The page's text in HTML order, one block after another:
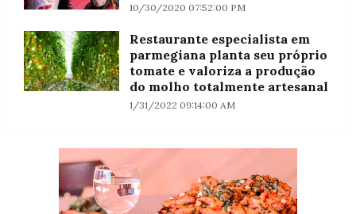
10/30/2020 07:52:00 PM
Restaurante especialista em
parmegiana planta seu próprio
tomate e valoriza a produção
do molho totalmente artesanal
1/31/2022 09:14:00 AM